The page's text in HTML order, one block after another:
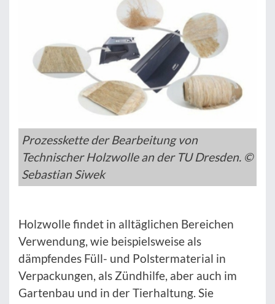
Prozesskette der Bearbeitung von
Technischer Holzwolle an der TU Dresden. ©
Sebastian Siwek
Holzwolle findet in alltäglichen Bereichen
Verwendung, wie beispielsweise als
dämpfendes Füll- und Polstermaterial in
Verpackungen, als Zündhilfe, aber auch im
Gartenbau und in der Tierhaltung. Sie